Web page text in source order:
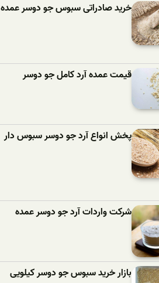
خرید صادراتی سبوس جو دوسر عمده
قیمت عمده آرد کامل جو دوسر
پخش انواع آرد جو دوسر سبوس دار
شرکت واردات آرد جو دوسر عمده
بازار خرید سبوس جو دوسر کیلویی